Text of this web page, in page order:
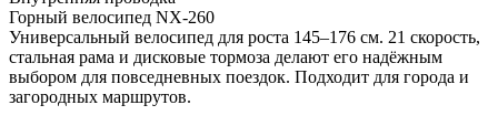
Горный велосипед NX-260
Универсальный велосипед для роста 145–176 см. 21 скорость,
стальная рама и дисковые тормоза делают его надёжным
выбором для повседневных поездок. Подходит для города и
загородных маршрутов.